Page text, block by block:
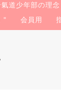
氣道少年部の理念
" 会員用